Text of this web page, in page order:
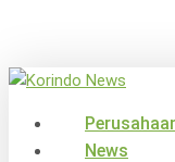
main
search
Menu
News